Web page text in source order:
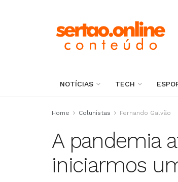
NOTÍCIAS TECH
Home Colunistas Fernando Galvão
A pandemia
iniciarmos